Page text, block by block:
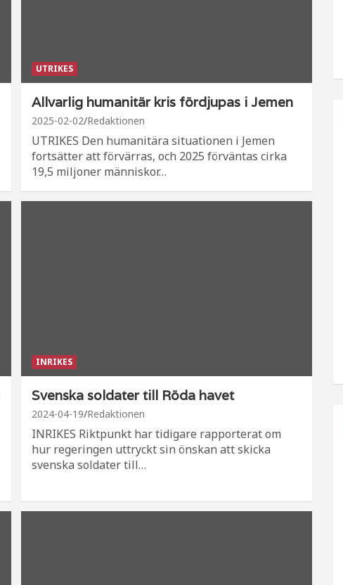
UTRIKES
Allvarlig humanitär kris fördjupas i Jemen
2025-02-02 Redaktionen
UTRIKES Den humanitära situationen i Jemen
fortsätter att förvärras, och 2025 förväntas cirka
19,5 miljoner människor…
INRIKES
Svenska soldater till Röda havet
2024-04-19 Redaktionen
INRIKES Riktpunkt har tidigare rapporterat om
hur regeringen uttryckt sin önskan att skicka
svenska soldater till…